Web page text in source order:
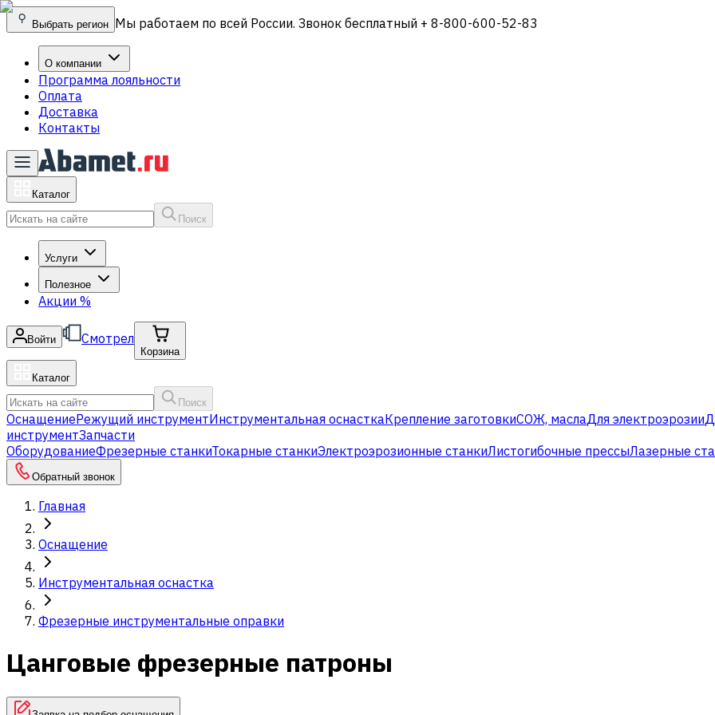
Выбрать регион Мы работаем по всей России. Звонок бесплатный + 8-800-600-52-83
О компании
Программа лояльности
Оплата
Доставка
Контакты
Каталог
Поиск
Услуги
Полезное
Акции %
Войти Смотрел
Корзина
Каталог
Поиск
ОснащениеРежущий инструментИнструментальная оснасткаКрепление заготовкиСОЖ, маслаДля электроэрозии
инструментЗапчасти
ОборудованиеФрезерные станкиТокарные станкиЭлектроэрозионные станкиЛистогибочные прессыЛазерные
Обратный звонок
Главная
Оснащение
Инструментальная оснастка
Фрезерные инструментальные оправки
Цанговые фрезерные патроны